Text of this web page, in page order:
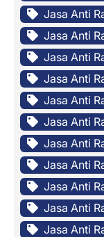
Jasa Anti
Jasa Anti
Jasa Anti
Jasa Anti
Jasa Anti
Jasa Anti
Jasa Anti
Jasa Anti
Jasa Anti
Jasa Anti
Jasa Anti